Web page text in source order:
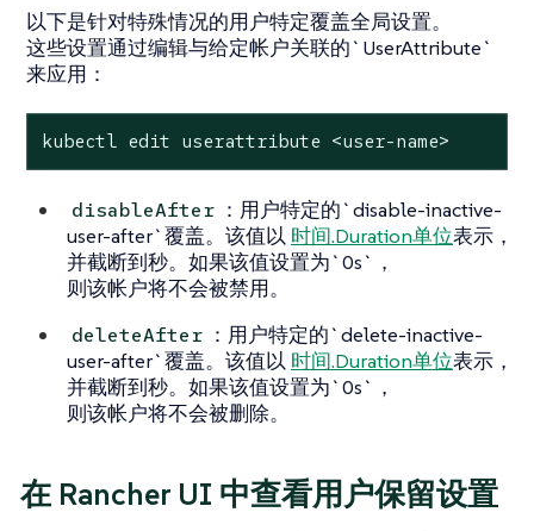
以下是针对特殊情况的用户特定覆盖全局设置。
这些设置通过编辑与给定帐户关联的`UserAttribute`
来应用：
kubectl edit userattribute <user-name>
disableAfter ：用户特定的`disable-inactive-
user-after`覆盖。该值以 时间.Duration单位表示，
并截断到秒。如果该值设置为`0s`，
则该帐户将不会被禁用。
deleteAfter ：用户特定的`delete-inactive-
user-after`覆盖。该值以 时间.Duration单位表示，
并截断到秒。如果该值设置为`0s`，
则该帐户将不会被删除。
在 Rancher UI 中查看用户保留设置